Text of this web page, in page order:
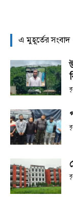
এ মুহূর্তের সংবাদ